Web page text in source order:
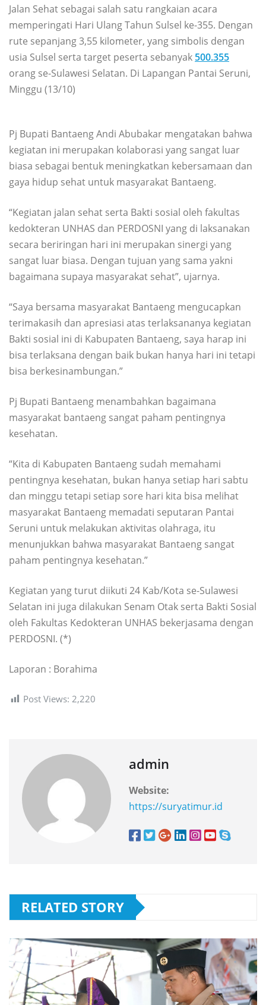
Jalan Sehat sebagai salah satu rangkaian acara
memperingati Hari Ulang Tahun Sulsel ke-355. Dengan
rute sepanjang 3,55 kilometer, yang simbolis dengan
usia Sulsel serta target peserta sebanyak 500.355
orang se-Sulawesi Selatan. Di Lapangan Pantai Seruni,
Minggu (13/10)
Pj Bupati Bantaeng Andi Abubakar mengatakan bahwa
kegiatan ini merupakan kolaborasi yang sangat luar
biasa sebagai bentuk meningkatkan kebersamaan dan
gaya hidup sehat untuk masyarakat Bantaeng.
“Kegiatan jalan sehat serta Bakti sosial oleh fakultas
kedokteran UNHAS dan PERDOSNI yang di laksanakan
secara beriringan hari ini merupakan sinergi yang
sangat luar biasa. Dengan tujuan yang sama yakni
bagaimana supaya masyarakat sehat”, ujarnya.
“Saya bersama masyarakat Bantaeng mengucapkan
terimakasih dan apresiasi atas terlaksananya kegiatan
Bakti sosial ini di Kabupaten Bantaeng, saya harap ini
bisa terlaksana dengan baik bukan hanya hari ini tetapi
bisa berkesinambungan.”
Pj Bupati Bantaeng menambahkan bagaimana
masyarakat bantaeng sangat paham pentingnya
kesehatan.
“Kita di Kabupaten Bantaeng sudah memahami
pentingnya kesehatan, bukan hanya setiap hari sabtu
dan minggu tetapi setiap sore hari kita bisa melihat
masyarakat Bantaeng memadati seputaran Pantai
Seruni untuk melakukan aktivitas olahraga, itu
menunjukkan bahwa masyarakat Bantaeng sangat
paham pentingnya kesehatan.”
Kegiatan yang turut diikuti 24 Kab/Kota se-Sulawesi
Selatan ini juga dilakukan Senam Otak serta Bakti Sosial
oleh Fakultas Kedokteran UNHAS bekerjasama dengan
PERDOSNI. (*)
Laporan : Borahima
Post Views: 2,220
admin
Website:
https://suryatimur.id
RELATED STORY